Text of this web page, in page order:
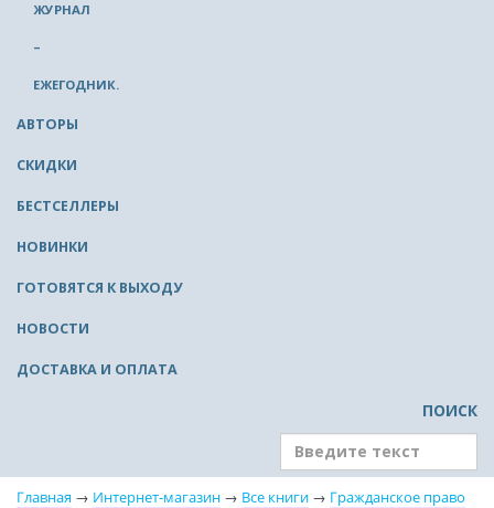
ЖУРНАЛ
–
ЕЖЕГОДНИК.
АВТОРЫ
СКИДКИ
БЕСТСЕЛЛЕРЫ
НОВИНКИ
ГОТОВЯТСЯ К ВЫХОДУ
НОВОСТИ
ДОСТАВКА И ОПЛАТА
ПОИСК
Главная → Интернет-магазин → Все книги → Гражданское право